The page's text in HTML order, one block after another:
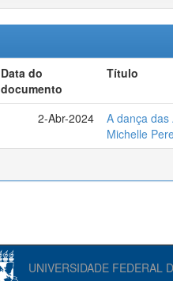
Data do
documento
Título
2-Abr-2024
A dança das
Michelle
UNIVERSIDADE FEDERAL